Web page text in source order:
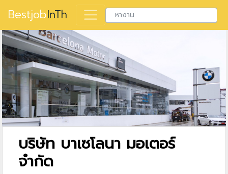
BestjobInTh
บริษัท บาเซโลนา มอเตอร์
จำกัด